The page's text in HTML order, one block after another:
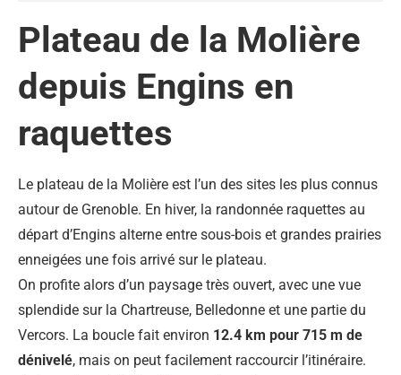
Plateau de la Molière
depuis Engins en
raquettes
Le plateau de la Molière est l’un des sites les plus connus
autour de Grenoble. En hiver, la randonnée raquettes au
départ d’Engins alterne entre sous-bois et grandes prairies
enneigées une fois arrivé sur le plateau.
On profite alors d’un paysage très ouvert, avec une vue
splendide sur la Chartreuse, Belledonne et une partie du
Vercors. La boucle fait environ 12.4 km pour 715 m de
dénivelé, mais on peut facilement raccourcir l’itinéraire.